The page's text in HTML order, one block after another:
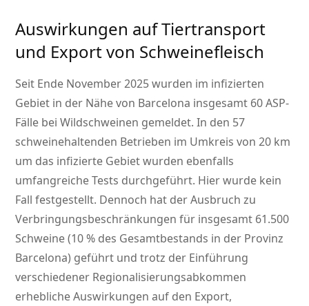
Auswirkungen auf Tiertransport
und Export von Schweinefleisch
Seit Ende November 2025 wurden im infizierten
Gebiet in der Nähe von Barcelona insgesamt 60 ASP-
Fälle bei Wildschweinen gemeldet. In den 57
schweinehaltenden Betrieben im Umkreis von 20 km
um das infizierte Gebiet wurden ebenfalls
umfangreiche Tests durchgeführt. Hier wurde kein
Fall festgestellt. Dennoch hat der Ausbruch zu
Verbringungsbeschränkungen für insgesamt 61.500
Schweine (10 % des Gesamtbestands in der Provinz
Barcelona) geführt und trotz der Einführung
verschiedener Regionalisierungsabkommen
erhebliche Auswirkungen auf den Export,